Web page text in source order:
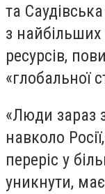
та
з
ресурсів,
«глобальної
«Люди зараз
навколо
переріс у
уникнути,